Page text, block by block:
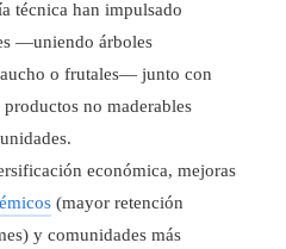
técnica han impulsado
—uniendo árboles
o frutales— junto con
no maderables
económica, mejoras
(mayor retención
y comunidades más